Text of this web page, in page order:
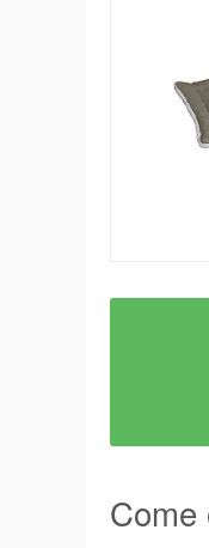
Come